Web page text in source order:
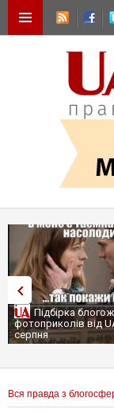
Підбірка
фотоприколів від
серпня
Вся правда з